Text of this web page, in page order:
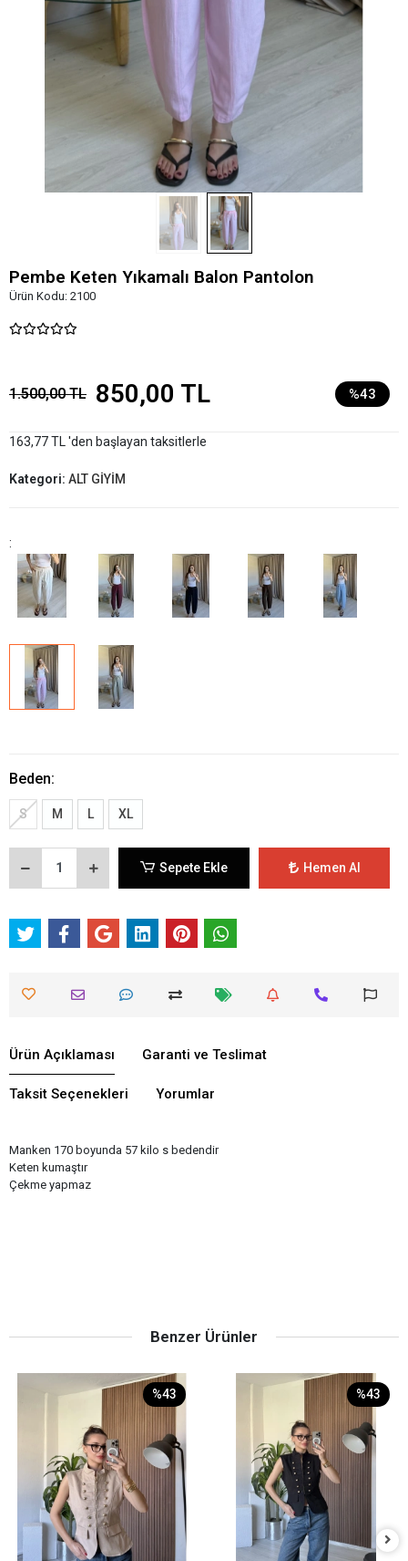
Pembe Keten Yıkamalı Balon Pantolon
Ürün Kodu: 2100
1.500,00 TL 850,00 TL %43
163,77 TL 'den başlayan taksitlerle
Kategori: ALT GİYİM
:
Beden:
S M L XL
Sepete Ekle Hemen Al
Ürün Açıklaması Garanti ve Teslimat
Taksit Seçenekleri Yorumlar
Manken 170 boyunda 57 kilo s bedendir
Keten kumaştır
Çekme yapmaz
Benzer Ürünler
%43 %43